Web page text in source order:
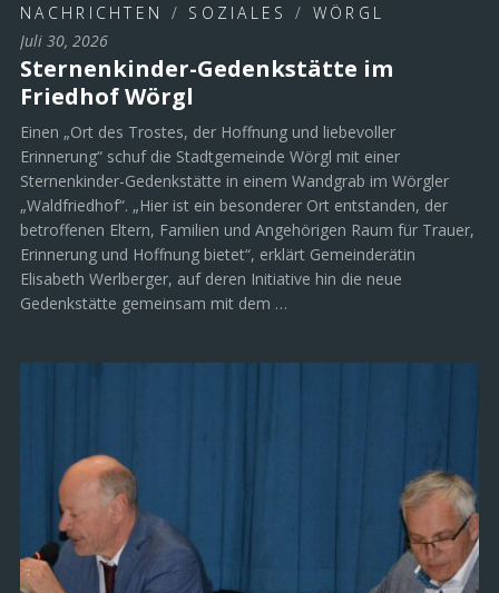
NACHRICHTEN / SOZIALES / WÖRGL
Juli 30, 2026
Sternenkinder-Gedenkstätte im
Friedhof Wörgl
Einen „Ort des Trostes, der Hoffnung und liebevoller
Erinnerung“ schuf die Stadtgemeinde Wörgl mit einer
Sternenkinder-Gedenkstätte in einem Wandgrab im Wörgler
„Waldfriedhof“. „Hier ist ein besonderer Ort entstanden, der
betroffenen Eltern, Familien und Angehörigen Raum für Trauer,
Erinnerung und Hoffnung bietet“, erklärt Gemeinderätin
Elisabeth Werlberger, auf deren Initiative hin die neue
Gedenkstätte gemeinsam mit dem …